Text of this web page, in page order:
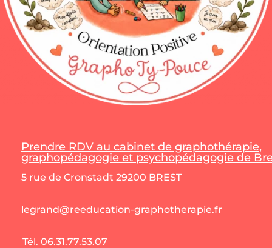
Prendre RDV au cabinet de graphothérapie,
graphopédagogie et psychopédagogie de
5 rue de Cronstadt 29200 BREST
legrand@reeducation-graphotherapie.fr
Tél. 06.31.77.53.07